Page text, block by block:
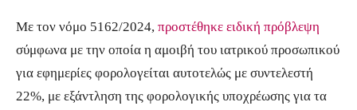
Με τον νόμο 5162/2024, προστέθηκε ειδική πρόβλεψη
σύμφωνα με την οποία η αμοιβή του ιατρικού προσωπικού
για εφημερίες φορολογείται αυτοτελώς με συντελεστή
22%, με εξάντληση της φορολογικής υποχρέωσης για τα